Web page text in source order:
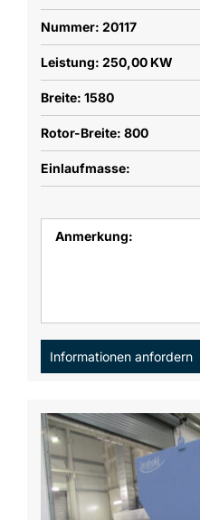
Nummer: 20117
Leistung: 250,00 KW
Breite: 1580
Rotor-Breite: 800
Einlaufmasse:
Anmerkung:
Informationen anfordern